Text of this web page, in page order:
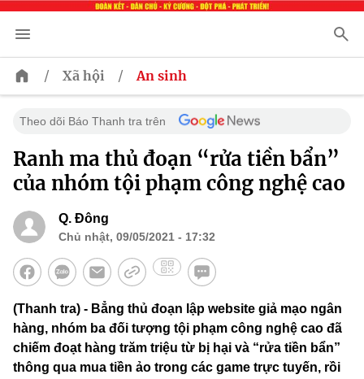
/ Xã hội / An sinh
Theo dõi Báo Thanh tra trên
Ranh ma thủ đoạn “rửa tiền bẩn”
của nhóm tội phạm công nghệ cao
Q. Đông
Chủ nhật, 09/05/2021 - 17:32
(Thanh tra) - Bẳng thủ đoạn lập website giả mạo ngân
hàng, nhóm ba đối tượng tội phạm công nghệ cao đã
chiếm đoạt hàng trăm triệu từ bị hại và “rửa tiền bẩn”
thông qua mua tiền ảo trong các game trực tuyến, rồi